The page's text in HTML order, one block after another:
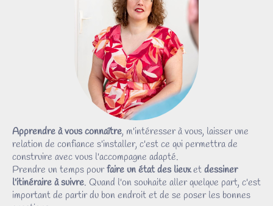
Apprendre à vous connaître, m'intéresser à vous, laisser une
relation de confiance s'installer, c'est ce qui permettra de
construire avec vous l'accompagne adapté.
Prendre un temps pourfaire un état des lieuxetdessiner
l'itinéraire à suivre. Quand l'on souhaite aller quelque part, c'est
important de partir du bon endroit et de se poser les bonnes